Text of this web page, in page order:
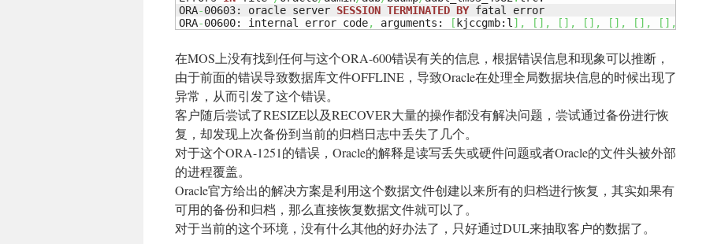
ORA-00603: oracle server SESSION TERMINATED BY fatal error
ORA-00600: internal error code, arguments: [ kjccgmb:l ] , [ ] , [ ] , [ ] , [ ] , [ ] , [ ] ,
在MOS上没有找到任何与这个ORA-600错误有关的信息，根据错误信息和现象可以推断，
由于前面的错误导致数据库文件OFFLINE，导致Oracle在处理全局数据块信息的时候出现了
异常，从而引发了这个错误。
客户随后尝试了RESIZE以及RECOVER大量的操作都没有解决问题，尝试通过备份进行恢
复，却发现上次备份到当前的归档日志中丢失了几个。
对于这个ORA-1251的错误，Oracle的解释是读写丢失或硬件问题或者Oracle的文件头被外部
的进程覆盖。
Oracle官方给出的解决方案是利用这个数据文件创建以来所有的归档进行恢复，其实如果有
可用的备份和归档，那么直接恢复数据文件就可以了。
对于当前的这个环境，没有什么其他的好办法了，只好通过DUL来抽取客户的数据了。